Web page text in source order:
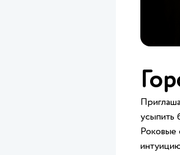
усыпить
Роковые